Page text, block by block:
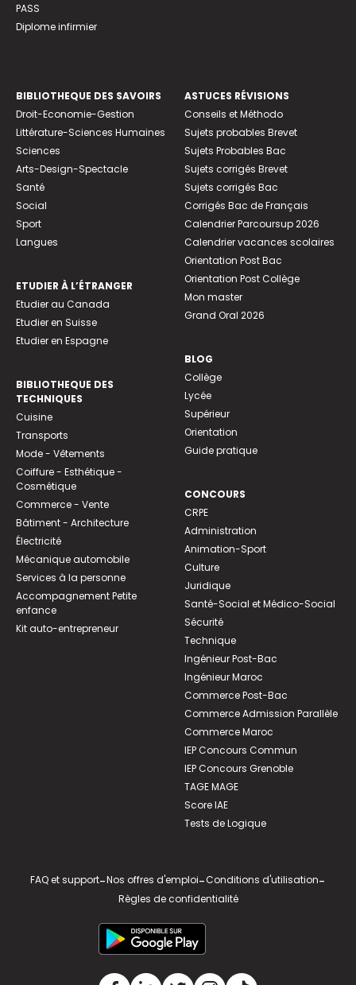
PASS
Diplome infirmier
BIBLIOTHEQUE DES SAVOIRS
Droit-Economie-Gestion
Littérature-Sciences Humaines
Sciences
Arts-Design-Spectacle
Santé
Social
Sport
Langues
ETUDIER À L’ÉTRANGER
Etudier au Canada
Etudier en Suisse
Etudier en Espagne
BIBLIOTHEQUE DES
TECHNIQUES
Cuisine
Transports
Mode - Vêtements
Coiffure - Esthétique -
Cosmétique
Commerce - Vente
Bâtiment - Architecture
Électricité
Mécanique automobile
Services à la personne
Accompagnement Petite
enfance
Kit auto-entrepreneur
ASTUCES RÉVISIONS
Conseils et Méthodo
Sujets probables Brevet
Sujets Probables Bac
Sujets corrigés Brevet
Sujets corrigés Bac
Corrigés Bac de Français
Calendrier Parcoursup 2026
Calendrier vacances scolaires
Orientation Post Bac
Orientation Post Collège
Mon master
Grand Oral 2026
BLOG
Collège
Lycée
Supérieur
Orientation
Guide pratique
CONCOURS
CRPE
Administration
Animation-Sport
Culture
Juridique
Santé-Social et Médico-Social
Sécurité
Technique
Ingénieur Post-Bac
Ingénieur Maroc
Commerce Post-Bac
Commerce Admission Parallèle
Commerce Maroc
IEP Concours Commun
IEP Concours Grenoble
TAGE MAGE
Score IAE
Tests de Logique
FAQ et support-Nos offres d'emploi-Conditions d'utilisation-
Règles de confidentialité